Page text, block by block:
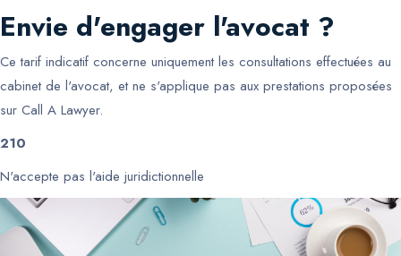
Envie d'engager l'avocat ?
Ce tarif indicatif concerne uniquement les consultations effectuées au
cabinet de l'avocat, et ne s'applique pas aux prestations proposées
sur Call A Lawyer.
210
N'accepte pas l'aide juridictionnelle